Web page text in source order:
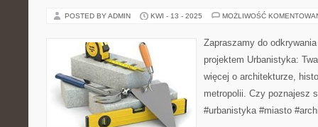
POSTED BY ADMIN KWI - 13 - 2025 MOŻLIWOŚĆ
Zapraszamy do
projektem Urbanistyka:
więcej o architekturze,
metropolii. Czy poznajesz
#urbanistyka #miasto